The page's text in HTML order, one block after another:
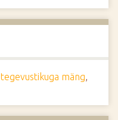
tegevustikuga mäng,